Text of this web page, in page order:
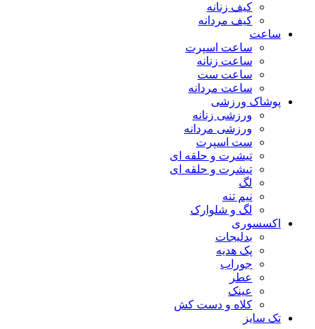
کیف زنانه
کیف مردانه
ساعت
ساعت اسپرت
ساعت زنانه
ساعت ست
ساعت مردانه
پوشاک ورزشی
ورزشی زنانه
ورزشی مردانه
ست اسپرت
تیشرت و حلقه ای
تیشرت و حلقه ای
لگ
نیم تنه
لگ و شلوارک
اکسسوری
بدلیجات
پک هدیه
جوراب
عطر
عینک
کلاه و دست کش
تک سایز